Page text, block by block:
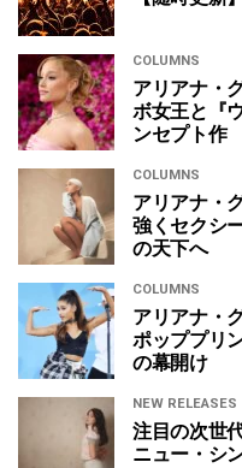
COLUMNS
アリアナ・
ボ女王と『
ンセプト作
COLUMNS
アリアナ・
強くセクシ
の天下へ
COLUMNS
アリアナ・
ポッププリ
の幕開け
NEW RELEASES
注目の次世
ニュー・シ